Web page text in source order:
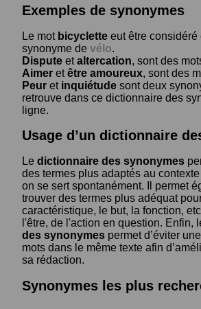
Exemples de synonymes
Le mot bicyclette eut être considéré
synonyme de vélo.
Dispute etaltercation, sont des
Aimer etêtre amoureux, sont des
Peur et inquiétude sont deux
retrouve dans ce dictionnaire des
ligne.
Usage d’un dictionnaire
Le dictionnaire des synonymes
des termes plus adaptés au
on se sert spontanément. Il permet
trouver des termes plus adéquat
caractéristique, le but, la fonction,
l'être, de l'action en question. Enfin,
des synonymes permet d’éviter
mots dans le même texte afin
sa rédaction.
Synonymes les plus